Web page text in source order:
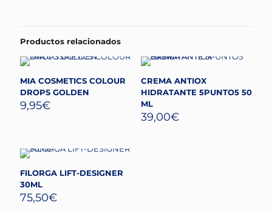
Productos relacionados
MIA COSMETICS COLOUR
DROPS GOLDEN
9,95€
CREMA ANTIOX
HIDRATANTE 5PUNTO5 50
ML
39,00€
FILORGA LIFT-DESIGNER
30ML
75,50€